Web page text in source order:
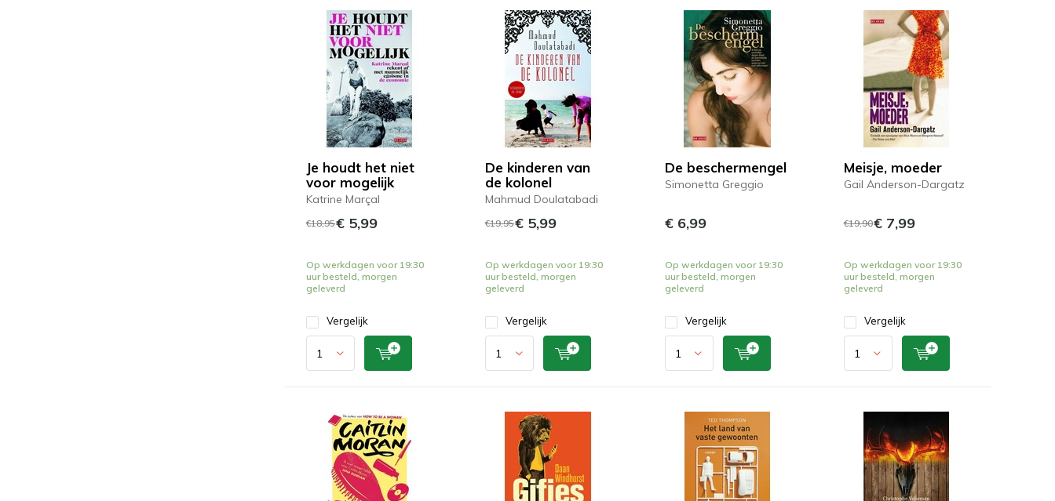
Je houdt het niet
voor mogelijk
Katrine Marçal
€18,95€ 5,99
Op werkdagen voor 19:30
uur besteld, morgen
geleverd
Vergelijk
De kinderen van
de kolonel
Mahmud Doulatabadi
€19,95€ 5,99
Op werkdagen voor 19:30
uur besteld, morgen
geleverd
Vergelijk
De beschermengel
Simonetta Greggio
€ 6,99
Op werkdagen voor 19:30
uur besteld, morgen
geleverd
Vergelijk
Meisje, moeder
Gail Anderson-Dargatz
€19,90€ 7,99
Op werkdagen voor 19:30
uur besteld, morgen
geleverd
Vergelijk